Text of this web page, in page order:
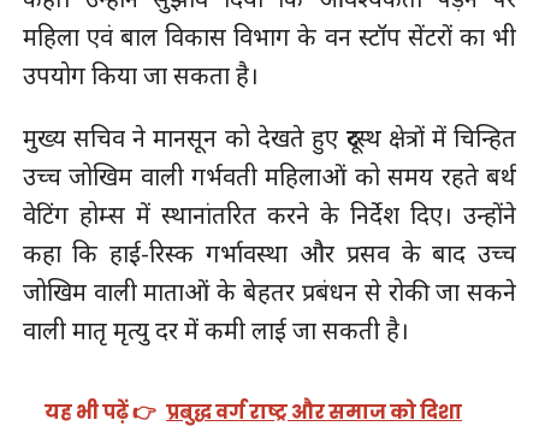
महिला एवं बाल विकास विभाग के वन स्टॉप सेंटरों का भी
उपयोग किया जा सकता है।
मुख्य सचिव ने मानसून को देखते हुए दूरस्थ क्षेत्रों में चिन्हित
उच्च जोखिम वाली गर्भवती महिलाओं को समय रहते बर्थ
वेटिंग होम्स में स्थानांतरित करने के निर्देश दिए। उन्होंने
कहा कि हाई-रिस्क गर्भावस्था और प्रसव के बाद उच्च
जोखिम वाली माताओं के बेहतर प्रबंधन से रोकी जा सकने
वाली मातृ मृत्यु दर में कमी लाई जा सकती है।
यह भी पढ़ें 👉 प्रबुद्ध वर्ग राष्ट्र और समाज को दिशा